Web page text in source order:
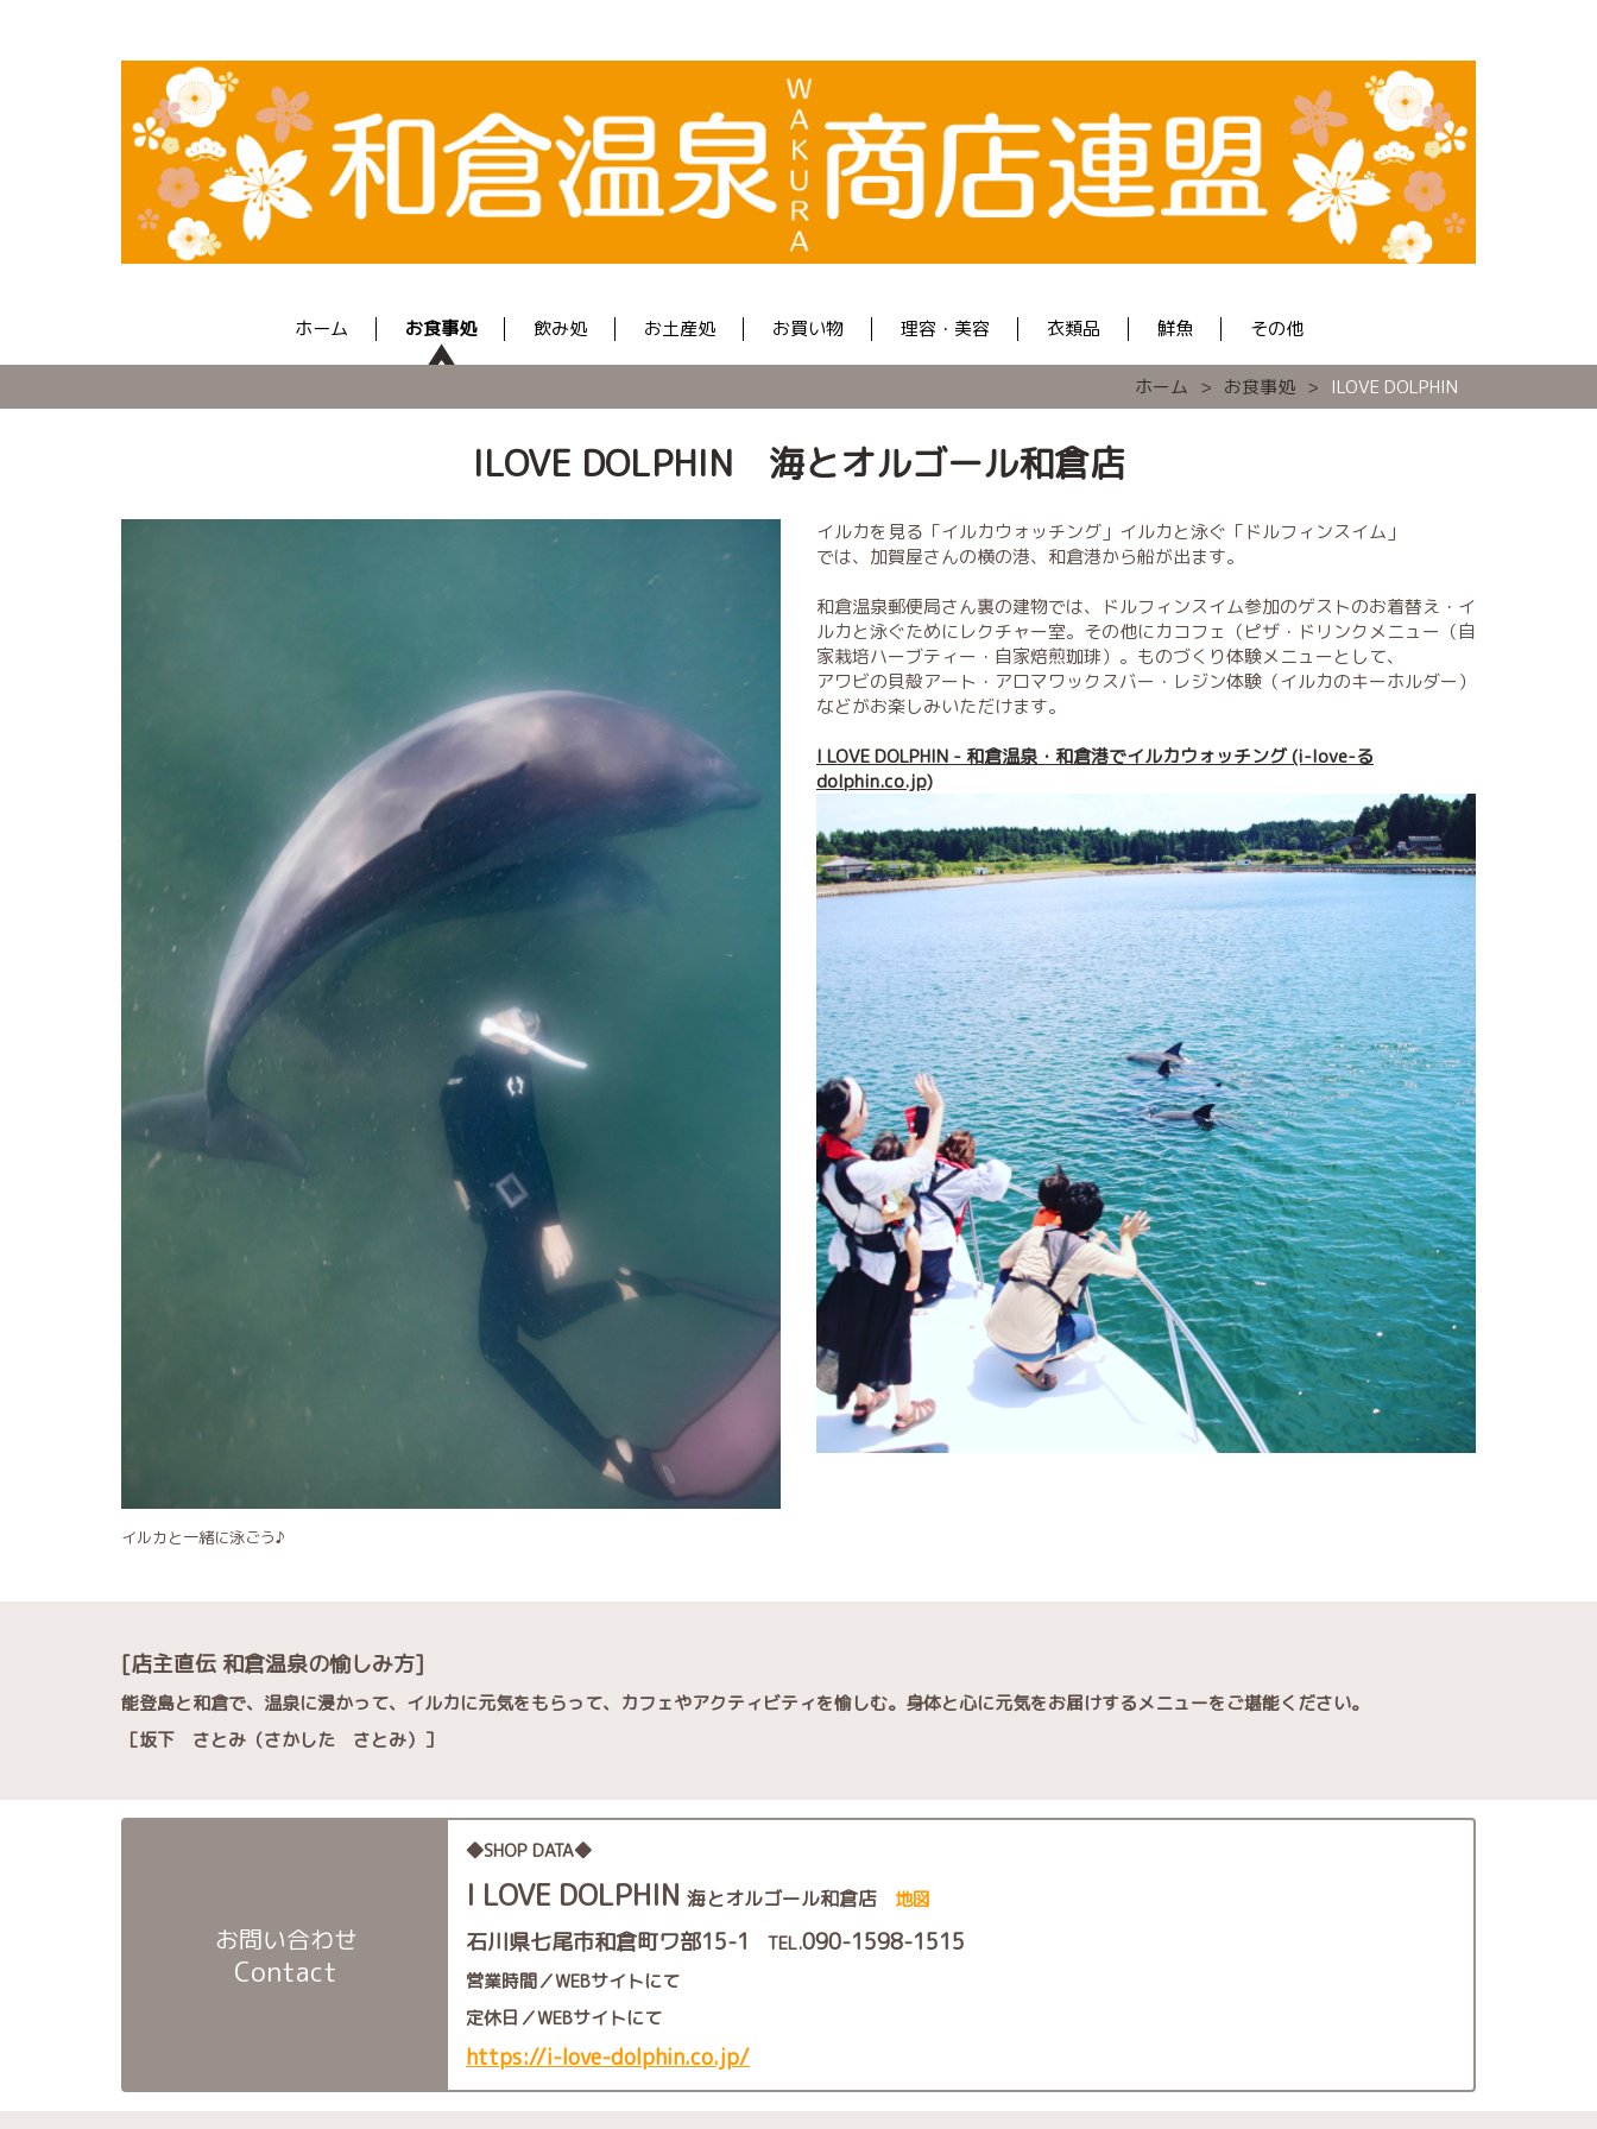
ホーム お食事処 飲み処 お土産処 お買い物 理容・美容 衣類品 鮮魚 その他
ホーム お食事処 ILOVE DOLPHIN
ILOVE DOLPHIN 海とオルゴール和倉店
イルカと一緒に泳ごう♪
イルカを見る「イルカウォッチング」イルカと泳ぐ「ドルフィンスイム」
では、加賀屋さんの横の港、和倉港から船が出ます。
和倉温泉郵便局さん裏の建物では、ドルフィンスイム参加のゲストのお着替え・イ
ルカと泳ぐためにレクチャー室。その他にカコフェ（ピザ・ドリンクメニュー（自
家栽培ハーブティー・自家焙煎珈琲）。ものづくり体験メニューとして、
アワビの貝殻アート・アロマワックスバー・レジン体験（イルカのキーホルダー）
などがお楽しみいただけます。
I LOVE DOLPHIN - 和倉温泉・和倉港でイルカウォッチング (i-love-る
dolphin.co.jp)
[店主直伝 和倉温泉の愉しみ方]
能登島と和倉で、温泉に浸かって、イルカに元気をもらって、 カフェやアクティビティを愉しむ。 身体と心に元気をお届けするメニューをご堪能ください。
［坂下 さとみ（さかした さとみ）］
お問い合わせ
Contact
◆SHOP DATA◆
I LOVE DOLPHIN 海とオルゴール和倉店 地図
石川県七尾市和倉町ワ部15-1 TEL.090-1598-1515
営業時間／WEBサイトにて
定休日／WEBサイトにて
https://i-love-dolphin.co.jp/